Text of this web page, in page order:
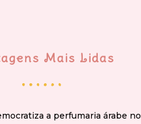
Mais Lidas
a perfumaria árabe no